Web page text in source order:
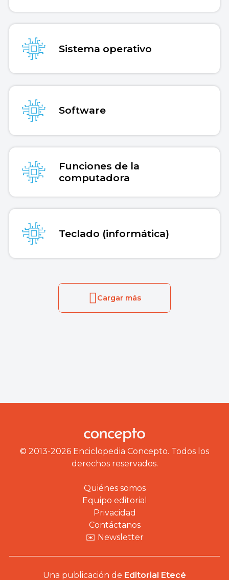
Sistema operativo
Software
Funciones de la
computadora
Teclado (informática)
Cargar más
© 2013-2026 Enciclopedia Concepto. Todos los
derechos reservados.
Quiénes somos
Equipo editorial
Privacidad
Contáctanos
✉️ Newsletter
Una publicación de Editorial Etecé